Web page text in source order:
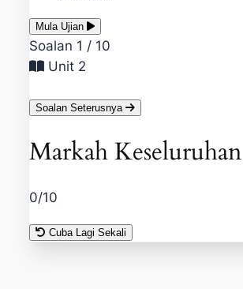
Mula Ujian
Soalan 1 / 10
Unit 2
Soalan Seterusnya
Markah Keseluruhan
0/10
Cuba Lagi Sekali